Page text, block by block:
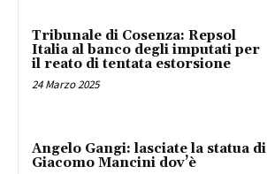
Tribunale di Cosenza: Repsol
Italia al banco degli imputati per
il reato di tentata estorsione
24 Marzo 2025
Angelo Gangi: lasciate la statua di
Giacomo Mancini dov’è